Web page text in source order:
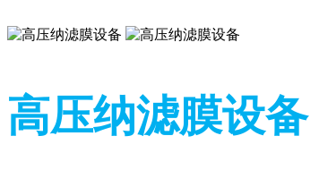
高压纳滤膜设备